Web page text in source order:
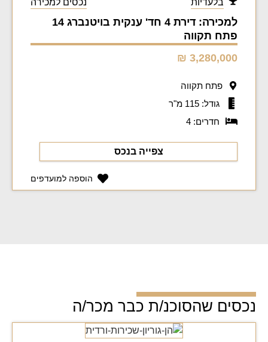
בלעדיות נכסים למכירה
למכירה: דירת 4 חד' ענקית בויטנברג 14
פתח תקווה
3,280,000 ₪
פתח תקווה
גודל: 115 מ"ר
חדרים: 4
צפייה בנכס
הוספה למועדפים
נכסים שהסוכנ/ת כבר מכר/ה